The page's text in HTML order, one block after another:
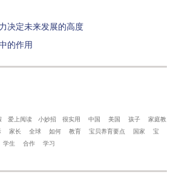
决定未来发展的高度
的作用
爱上阅读 小妙招 很实用 中国 美国 孩子
家庭教
家长 全球 如何 教育 宝贝养育要点 国家
宝
学生 合作 学习